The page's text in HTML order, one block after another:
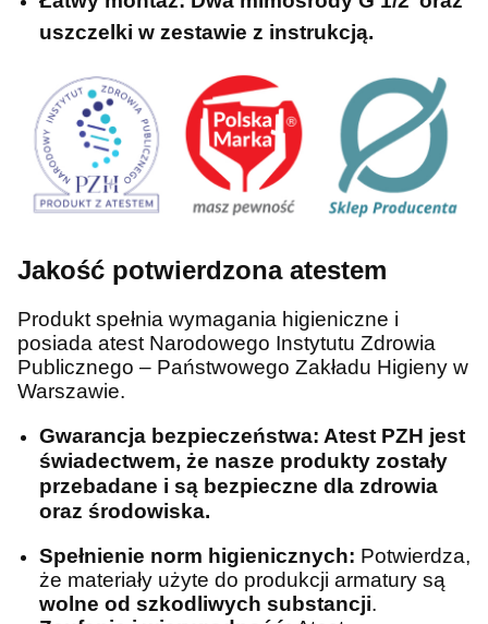
uszczelki w zestawie z instrukcją.
Jakość potwierdzona atestem
Produkt spełnia wymagania higieniczne i
posiada atest Narodowego Instytutu Zdrowia
Publicznego – Państwowego Zakładu Higieny w
Warszawie.
Gwarancja bezpieczeństwa: Atest PZH jest
świadectwem, że nasze produkty zostały
przebadane i są bezpieczne dla zdrowia
oraz środowiska.
Spełnienie norm higienicznych: Potwierdza,
że materiały użyte do produkcji armatury są
wolne od szkodliwych substancji.